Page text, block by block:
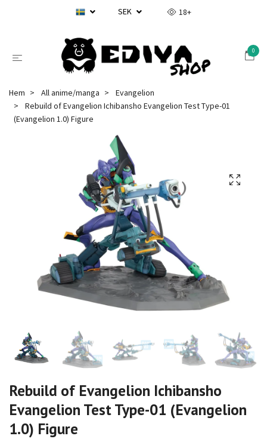
SEK 18+
0
Hem All anime/manga
Evangelion
Rebuild of Evangelion Ichibansho Evangelion Test Type-01
(Evangelion 1.0) Figure
Rebuild of Evangelion Ichibansho
Evangelion Test Type-01 (Evangelion
1.0) Figure